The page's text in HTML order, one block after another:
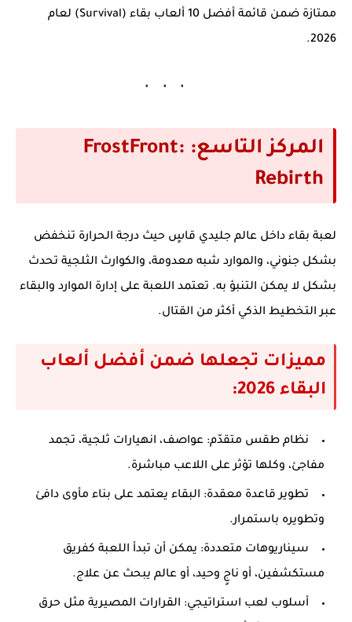
ممتازة ضمن قائمة
أفضل 10 ألعاب بقاء (Survival) لعام
2026
.
المركز التاسع: FrostFront:
Rebirth
لعبة بقاء داخل عالم جليدي قاسٍ حيث درجة الحرارة تنخفض
بشكل جنوني، والموارد شبه معدومة، والكوارث الثلجية تحدث
بشكل لا يمكن التنبؤ به. تعتمد اللعبة على إدارة الموارد والبقاء
عبر التخطيط الذكي أكثر من القتال.
مميزات تجعلها ضمن أفضل ألعاب
البقاء 2026:
نظام طقس متقدّم: عواصف، انهيارات ثلجية، تجمد
مفاجئ، وكلها تؤثر على اللاعب مباشرة.
تطوير قاعدة معقدة: البقاء يعتمد على بناء مأوى دافئ
وتطويره باستمرار.
سيناريوهات متعددة: يمكن أن تبدأ اللعبة كفريق
مستكشفين، أو ناجٍ وحيد، أو عالم يبحث عن علاج.
أسلوب لعب استراتيجي: القرارات المصيرية مثل حرق